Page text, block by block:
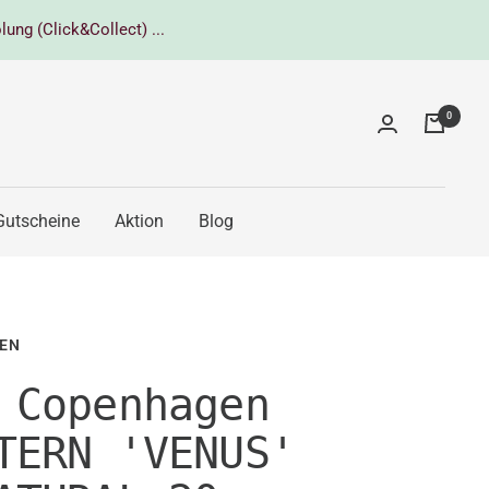
(Click&Collect) ...
0
Aktion Blog
'VENUS'